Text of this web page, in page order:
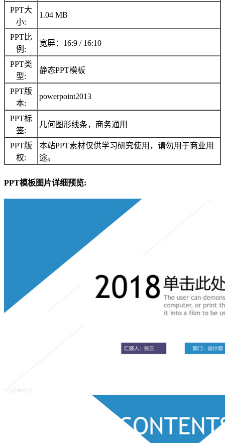
PPT大
小:
1.04 MB
PPT比
例:
宽屏：16:9 / 16:10
PPT类
型:
静态PPT模板
PPT版
本:
powerpoint2013
PPT标
签:
几何图形线条，商务通用
PPT版
权:
本站PPT素材仅供学习研究使用，请勿用于商业用
途。
PPT模板图片详细预览: